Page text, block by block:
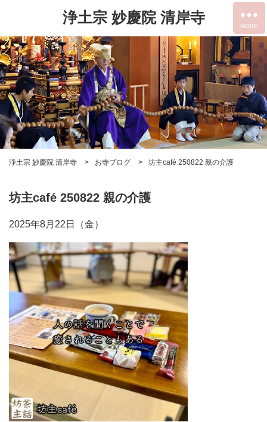
浄土宗 妙慶院 清岸寺
浄土宗 妙慶院 清岸寺 お寺ブログ 坊主café 250822 親の介護
坊主café 250822 親の介護
2025年8月22日（金）